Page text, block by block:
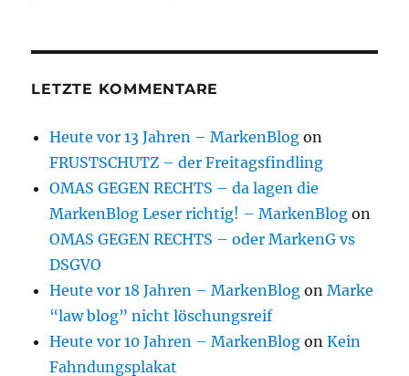
LETZTE KOMMENTARE
Heute vor 13 Jahren – MarkenBlog on
FRUSTSCHUTZ – der Freitagsfindling
OMAS GEGEN RECHTS – da lagen die
MarkenBlog Leser richtig! – MarkenBlog on
OMAS GEGEN RECHTS – oder MarkenG vs
DSGVO
Heute vor 18 Jahren – MarkenBlog onMarke
“law blog” nicht löschungsreif
Heute vor 10 Jahren – MarkenBlog onKein
Fahndungsplakat